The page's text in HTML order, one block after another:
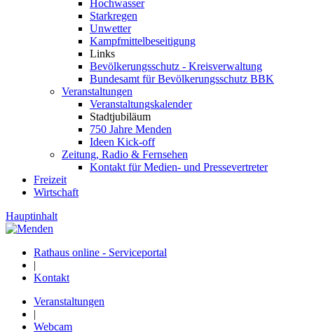
Hochwasser
Starkregen
Unwetter
Kampfmittelbeseitigung
Links
Bevölkerungsschutz - Kreisverwaltung
Bundesamt für Bevölkerungsschutz BBK
Veranstaltungen
Veranstaltungskalender
Stadtjubiläum
750 Jahre Menden
Ideen Kick-off
Zeitung, Radio & Fernsehen
Kontakt für Medien- und Pressevertreter
Freizeit
Wirtschaft
Hauptinhalt
Rathaus online - Serviceportal
|
Kontakt
Veranstaltungen
|
Webcam